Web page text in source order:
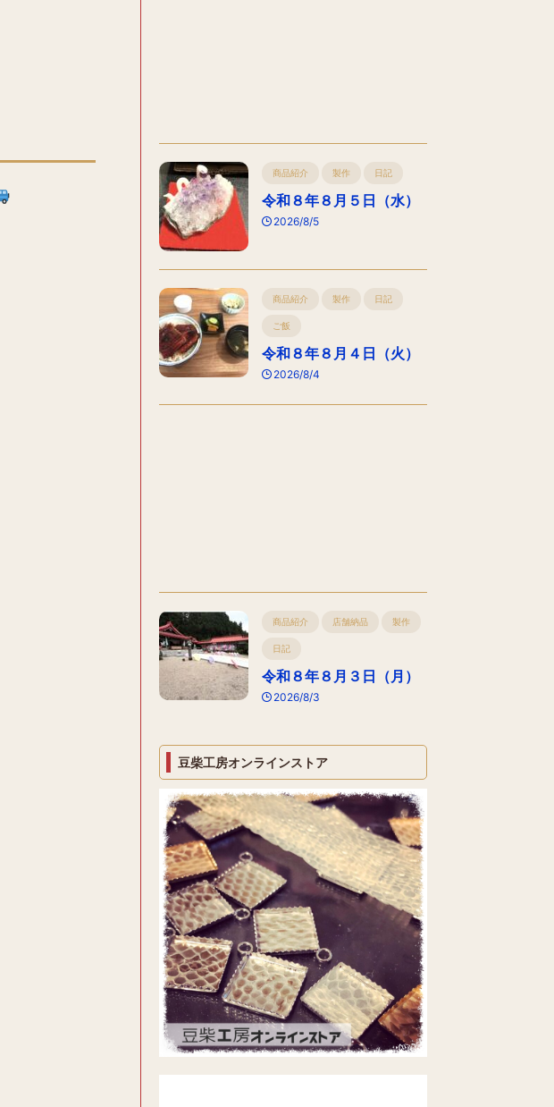
商品紹介 製作 日記
令和８年８月５日（水）
2026/8/5
商品紹介 製作 日記
ご飯
令和８年８月４日（火）
2026/8/4
商品紹介 店舗納品 製作
日記
令和８年８月３日（月）
2026/8/3
豆柴工房オンラインストア